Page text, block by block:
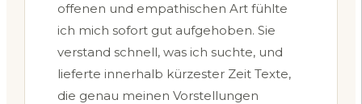
offenen und empathischen Art fühlte
ich mich sofort gut aufgehoben. Sie
verstand schnell, was ich suchte, und
lieferte innerhalb kürzester Zeit Texte,
die genau meinen Vorstellungen